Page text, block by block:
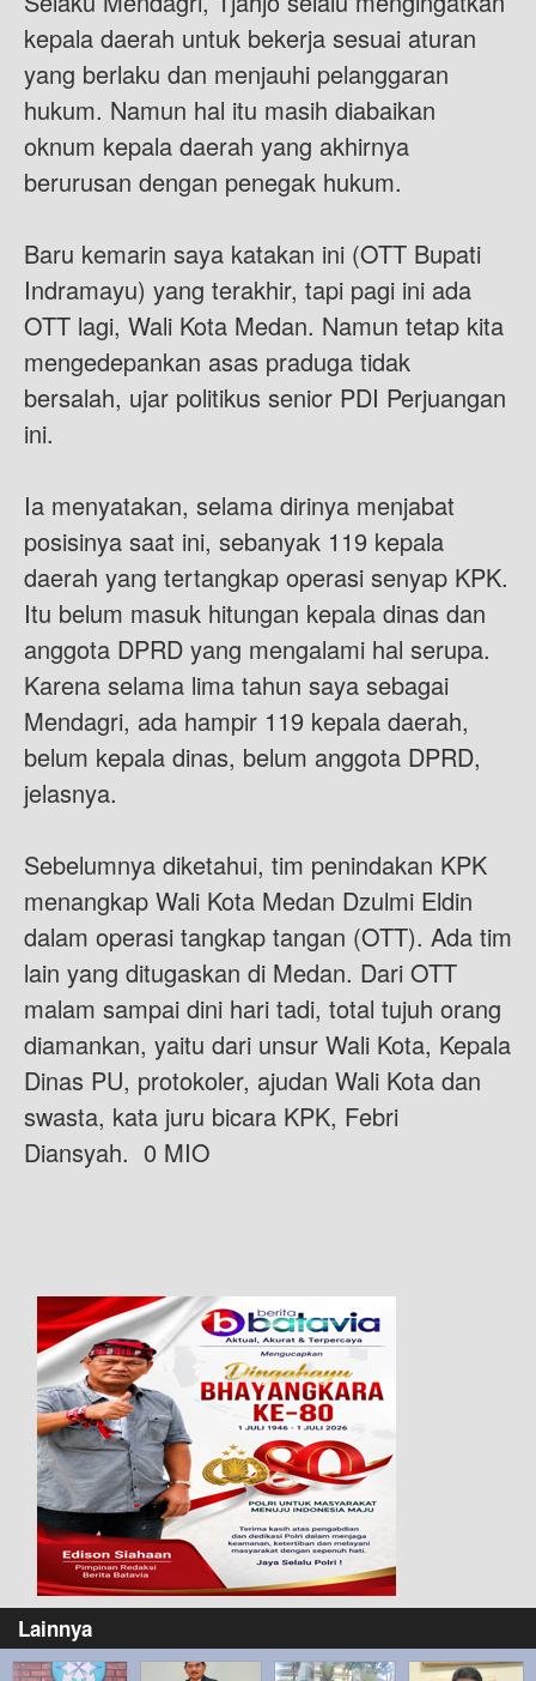
kepala daerah untuk bekerja sesuai aturan
yang berlaku dan menjauhi pelanggaran
hukum. Namun hal itu masih diabaikan
oknum kepala daerah yang akhirnya
berurusan dengan penegak hukum.
Baru kemarin saya katakan ini (OTT Bupati
Indramayu) yang terakhir, tapi pagi ini ada
OTT lagi, Wali Kota Medan. Namun tetap kita
mengedepankan asas praduga tidak
bersalah, ujar politikus senior PDI Perjuangan
ini.
Ia menyatakan, selama dirinya menjabat
posisinya saat ini, sebanyak 119 kepala
daerah yang tertangkap operasi senyap KPK.
Itu belum masuk hitungan kepala dinas dan
anggota DPRD yang mengalami hal serupa.
Karena selama lima tahun saya sebagai
Mendagri, ada hampir 119 kepala daerah,
belum kepala dinas, belum anggota DPRD,
jelasnya.
Sebelumnya diketahui, tim penindakan KPK
menangkap Wali Kota Medan Dzulmi Eldin
dalam operasi tangkap tangan (OTT). Ada tim
lain yang ditugaskan di Medan. Dari OTT
malam sampai dini hari tadi, total tujuh orang
diamankan, yaitu dari unsur Wali Kota, Kepala
Dinas PU, protokoler, ajudan Wali Kota dan
swasta, kata juru bicara KPK, Febri
Diansyah. 0 MIO
Lainnya